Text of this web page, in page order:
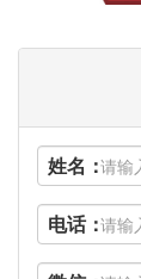
姓名：
电话：